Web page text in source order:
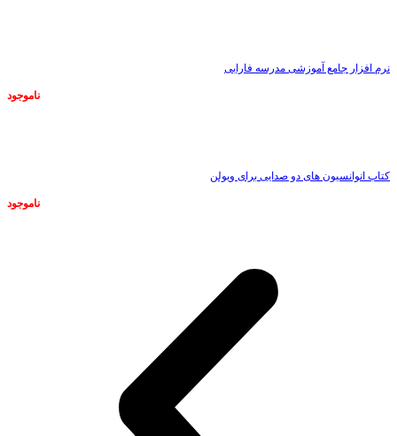
نرم افزار جامع آموزشی مدرسه فارابی
ناموجود
کتاب انوانسیون های دو صدایی برای ویولن
ناموجود